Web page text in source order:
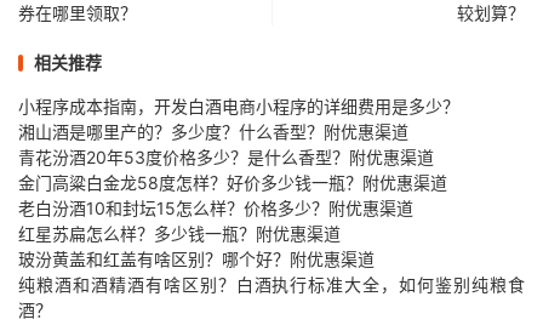
券在哪里领取？
较划算？
相关推荐
小程序成本指南，开发白酒电商小程序的详细费用是多少？
湘山酒是哪里产的？多少度？什么香型？附优惠渠道
青花汾酒20年53度价格多少？是什么香型？附优惠渠道
金门高粱白金龙58度怎样？好价多少钱一瓶？附优惠渠道
老白汾酒10和封坛15怎么样？价格多少？附优惠渠道
红星苏扁怎么样？多少钱一瓶？附优惠渠道
玻汾黄盖和红盖有啥区别？哪个好？附优惠渠道
纯粮酒和酒精酒有啥区别？白酒执行标准大全，如何鉴别纯粮食
酒？